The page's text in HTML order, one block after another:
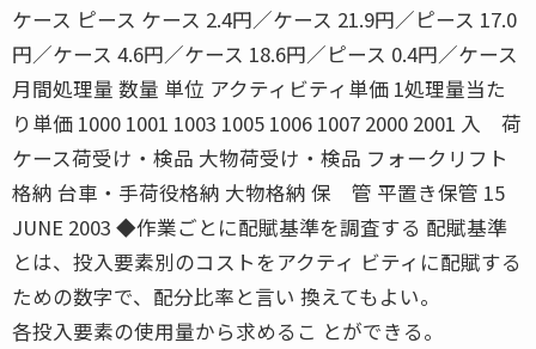
ケース ピース ケース 2.4円／ケース 21.9円／ピース 17.0
円／ケース 4.6円／ケース 18.6円／ピース 0.4円／ケース
月間処理量 数量 単位 アクティビティ単価 1処理量当た
り単価 1000 1001 1003 1005 1006 1007 2000 2001 入 荷
ケース荷受け・検品 大物荷受け・検品 フォークリフト
格納 台車・手荷役格納 大物格納 保 管 平置き保管 15
JUNE 2003 ◆作業ごとに配賦基準を調査する 配賦基準
とは、投入要素別のコストをアクティ ビティに配賦する
ための数字で、配分比率と言い 換えてもよい。
各投入要素の使用量から求めるこ とができる。